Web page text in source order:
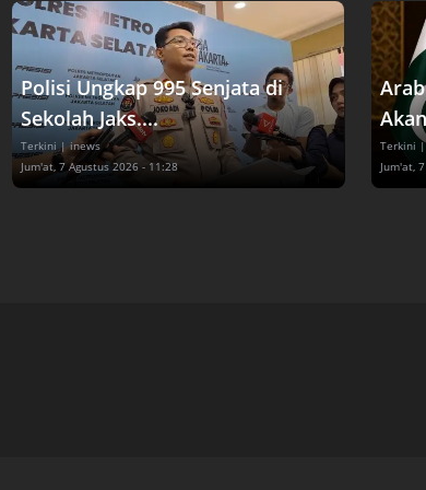
Polisi Ungkap 995 Senjata di
Sekolah Jaks....
Terkini | inews
Jum'at, 7 Agustus 2026 - 11:28
Terkini |
Jum'at,